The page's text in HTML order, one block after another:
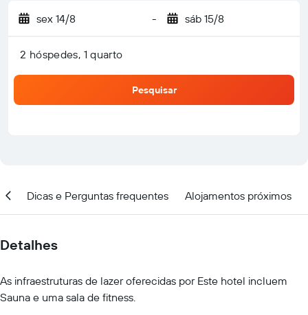
sex 14/8 - sáb 15/8
2 hóspedes, 1 quarto
Pesquisar
Dicas e Perguntas frequentes Alojamentos próximos
Detalhes
As infraestruturas de lazer oferecidas por Este hotel incluem
Sauna e uma sala de fitness.